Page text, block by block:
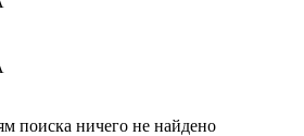
поиска ничего не найдено